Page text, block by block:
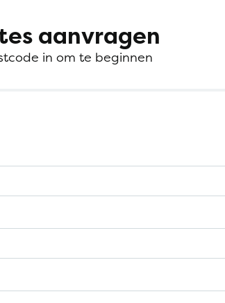
aanvragen
in om te beginnen